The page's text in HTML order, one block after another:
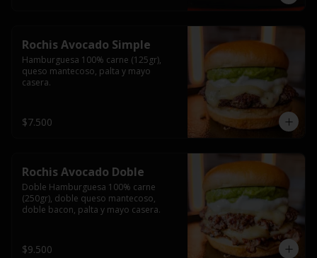
Rochis Avocado Simple
Hamburguesa 100% carne (125gr),
queso mantecoso, palta y mayo
casera.
$7.500
Rochis Avocado Doble
Doble Hamburguesa 100% carne
(250gr), doble queso mantecoso,
doble bacon, palta y mayo casera.
$9.500